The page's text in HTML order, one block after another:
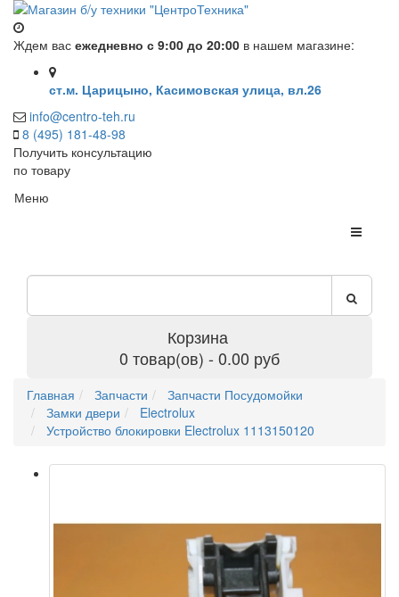
Ждем вас ежедневно с 9:00 до 20:00 в нашем магазине:
ст.м. Царицыно, Касимовская улица, вл.26
info@centro-teh.ru
8 (495) 181-48-98
Получить консультацию
по товару
Меню
Корзина
0 товар(ов) - 0.00 руб
Главная Запчасти
Запчасти Посудомойки
Замки двери
Electrolux
Устройство блокировки Electrolux 1113150120